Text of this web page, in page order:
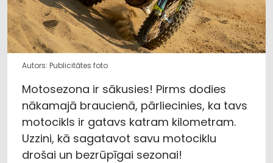
Autors: Publicitātes foto
Motosezona ir sākusies! Pirms dodies
nākamajā braucienā, pārliecinies, ka tavs
motocikls ir gatavs katram kilometram.
Uzzini, kā sagatavot savu motociklu
drošai un bezrūpīgai sezonai!